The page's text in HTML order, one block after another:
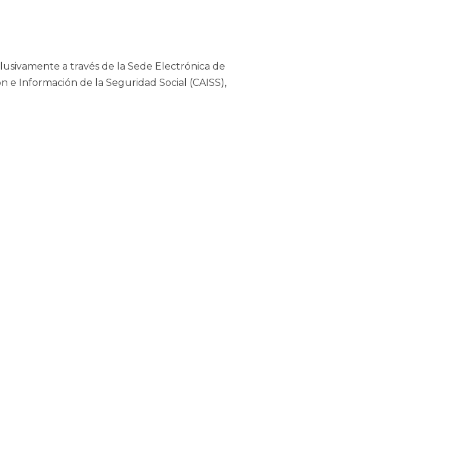
a través de la Sede Electrónica de
e Información de la Seguridad Social (CAISS),